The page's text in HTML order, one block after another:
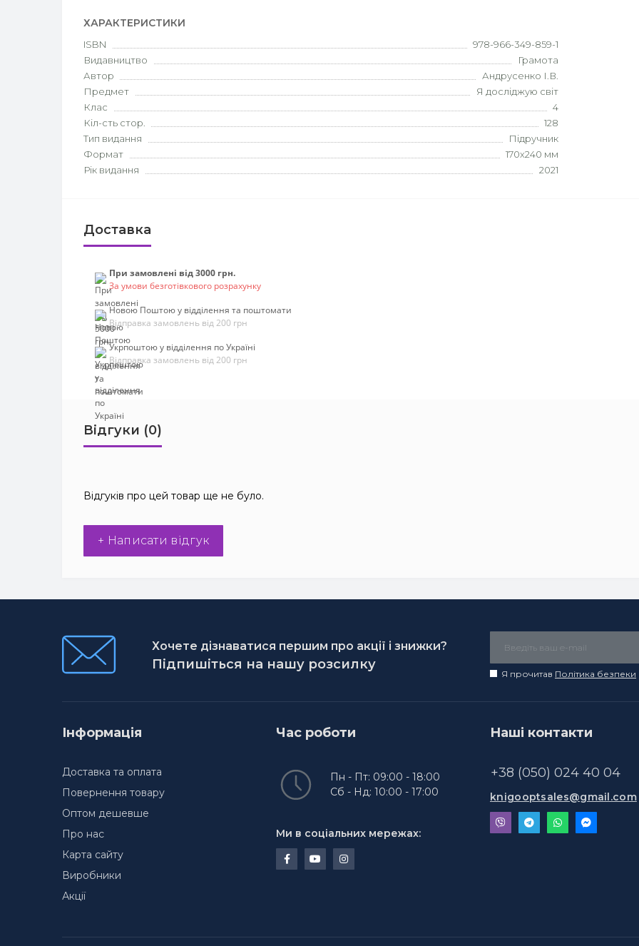
ХАРАКТЕРИСТИКИ
ISBN
978-966-349-859-1
Видавництво
Грамота
Автор
Андрусенко І.В.
Предмет
Я досліджую світ
Клас
4
Кіл-сть стор.
128
Тип видання
Підручник
Формат
170х240 мм
Рік видання
2021
Доставка
При замовлені від 3000 грн.
За умови безготівкового розрахунку
Новою Поштою у відділення та поштомати
Відправка замовлень від 200 грн
Укрпоштою у відділення по Україні
Відправка замовлень від 200 грн
Відгуки (0)
Відгуків про цей товар ще не було.
+ Написати відгук
Хочете дізнаватися першим про акції і знижки?
Підпишіться на нашу розсилку
Я прочитав Політика безпеки
Інформація
Доставка та оплата
Повернення товару
Оптом дешевше
Про нас
Карта сайту
Виробники
Акції
Час роботи
Пн - Пт: 09:00 - 18:00
Сб - Нд: 10:00 - 17:00
Ми в соціальних мережах:
Наші контакти
+38 (050) 024 40 04
knigooptsales@gmail.com